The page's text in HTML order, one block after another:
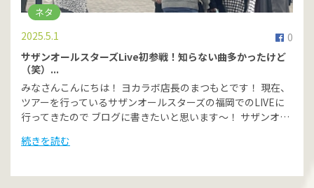
ネタ
0
2025.5.1
サザンオールスターズLive初参戦！知らない曲多かったけど
（笑）...
みなさんこんにちは！ ヨカラボ店長のまつもとです！ 現在、
ツアーを行っているサザンオールスターズの福岡でのLIVEに
行ってきたので ブログに書きたいと思います～！ サザンオ…
続きを読む